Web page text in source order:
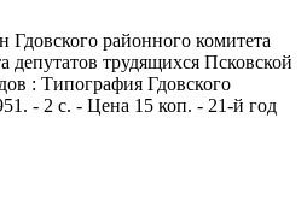
Гдовского районного комитета
трудящихся Псковской
: Типография Гдовского
- 2 с. - Цена 15 коп. - 21-й год